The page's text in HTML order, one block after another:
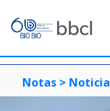
Notas > Noticia